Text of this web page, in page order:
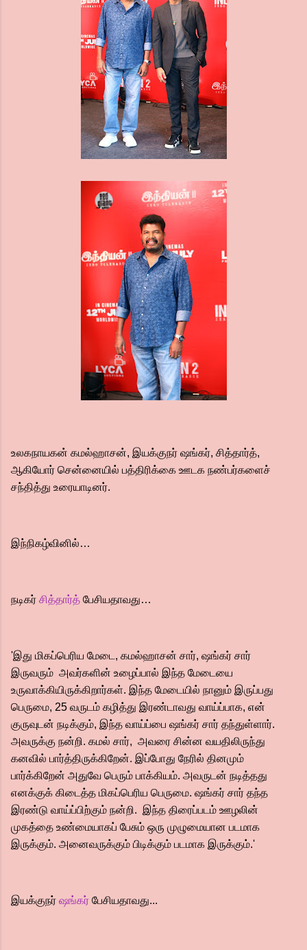
உலகநாயகன் கமல்ஹாசன், இயக்குநர் ஷங்கர், சித்தார்த்,
ஆகியோர் சென்னையில் பத்திரிக்கை ஊடக நண்பர்களைச்
சந்தித்து உரையாடினர்.
இந்நிகழ்வினில்…
நடிகர் சித்தார்த் பேசியதாவது…
'இது மிகப்பெரிய மேடை, கமல்ஹாசன் சார், ஷங்கர் சார்
இருவரும் அவர்களின் உழைப்பால் இந்த மேடையை
உருவாக்கியிருக்கிறார்கள். இந்த மேடையில் நானும் இருப்பது
பெருமை, 25 வருடம் கழித்து இரண்டாவது வாய்ப்பாக, என்
குருவுடன் நடிக்கும், இந்த வாய்ப்பை ஷங்கர் சார் தந்துள்ளார்.
அவருக்கு நன்றி. கமல் சார், அவரை சின்ன வயதிலிருந்து
கனவில் பார்த்திருக்கிறேன். இப்போது நேரில் தினமும்
பார்க்கிறேன் அதுவே பெரும் பாக்கியம். அவருடன் நடித்தது
எனக்குக் கிடைத்த மிகப்பெரிய பெருமை. ஷங்கர் சார் தந்த
இரண்டு வாய்ப்பிற்கும் நன்றி. இந்த திரைப்படம் ஊழலின்
முகத்தை உண்மையாகப் பேசும் ஒரு முழுமையான படமாக
இருக்கும். அனைவருக்கும் பிடிக்கும் படமாக இருக்கும்.'
இயக்குநர் ஷங்கர் பேசியதாவது...